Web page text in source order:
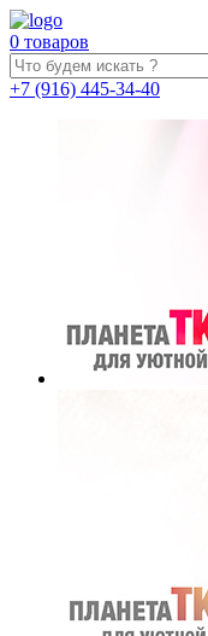
0 товаров
+7 (916) 445-34-40